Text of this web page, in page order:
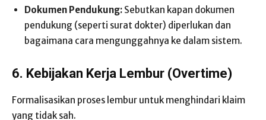
Dokumen Pendukung: Sebutkan kapan dokumen
pendukung (seperti surat dokter) diperlukan dan
bagaimana cara mengunggahnya ke dalam sistem.
6. Kebijakan Kerja Lembur (Overtime)
Formalisasikan proses lembur untuk menghindari klaim
yang tidak sah.